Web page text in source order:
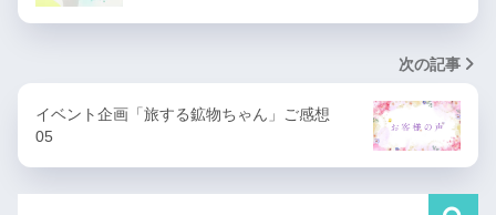
次の記事
イベント企画「旅する鉱物ちゃん」ご感想
05